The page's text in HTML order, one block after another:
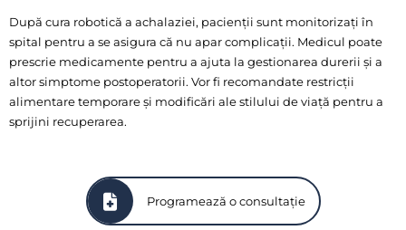
După cura robotică a achalaziei, pacienții sunt monitorizați în
spital pentru a se asigura că nu apar complicații. Medicul poate
prescrie medicamente pentru a ajuta la gestionarea durerii și a
altor simptome postoperatorii. Vor fi recomandate restricții
alimentare temporare și modificări ale stilului de viață pentru a
sprijini recuperarea.
Programează o consultație